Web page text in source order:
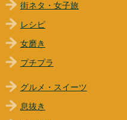
街ネタ・女子旅
レシピ
女磨き
プチプラ
グルメ・スイーツ
息抜き